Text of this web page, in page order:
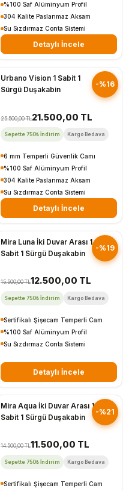
%100 Saf Alüminyum Profil
304 Kalite Paslanmaz Aksam
Su Sızdırmaz Conta Sistemi
Detaylı İncele
-%16
Urbano Vision 1 Sabit 1
Sürgü Duşakabin
25.500,00 TL21.500,00 TL
Sepette 750₺ İndirim Kargo Bedava
6 mm Temperli Güvenlik Camı
%100 Saf Alüminyum Profil
304 Kalite Paslanmaz Aksam
Su Sızdırmaz Conta Sistemi
Detaylı İncele
-%19
Mira Luna İki Duvar Arası 1
Sabit 1 Sürgü Duşakabin
15.500,00 TL12.500,00 TL
Sepette 750₺ İndirim Kargo Bedava
Sertifikalı Şişecam Temperli Cam
%100 Saf Alüminyum Profil
Su Sızdırmaz Conta Sistemi
Detaylı İncele
-%21
Mira Aqua İki Duvar Arası 1
Sabit 1 Sürgü Duşakabin
14.500,00 TL11.500,00 TL
Sepette 750₺ İndirim Kargo Bedava
Sertifikalı Şişecam Temperli Cam